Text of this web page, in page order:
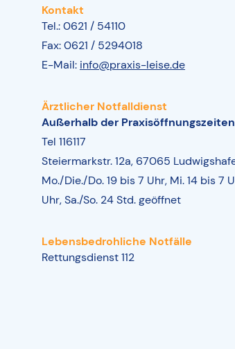
Kontakt
Tel.: 0621 / 54110
Fax: 0621 / 5294018
E-Mail: info@praxis-leise.de
Ärztlicher Notfalldienst
Außerhalb der Praxisöffnungszeiten
Tel 116117
Steiermarkstr. 12a, 67065
Mo./Die./Do. 19 bis 7 Uhr, Mi. 14 bis 7
Uhr, Sa./So. 24 Std. geöffnet
Lebensbedrohliche Notfälle
Rettungsdienst 112